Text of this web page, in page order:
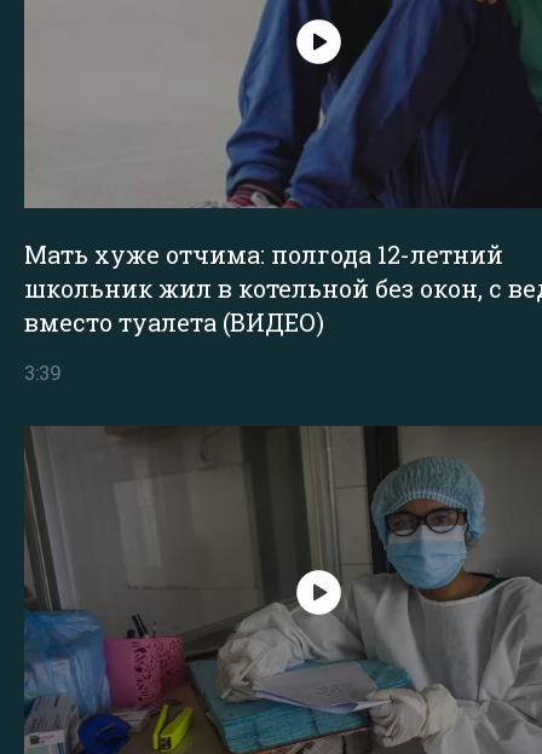
Мать хуже отчима: полгода 12-летний
школьник жил в котельной без окон, с
вместо туалета (ВИДЕО)
3:39